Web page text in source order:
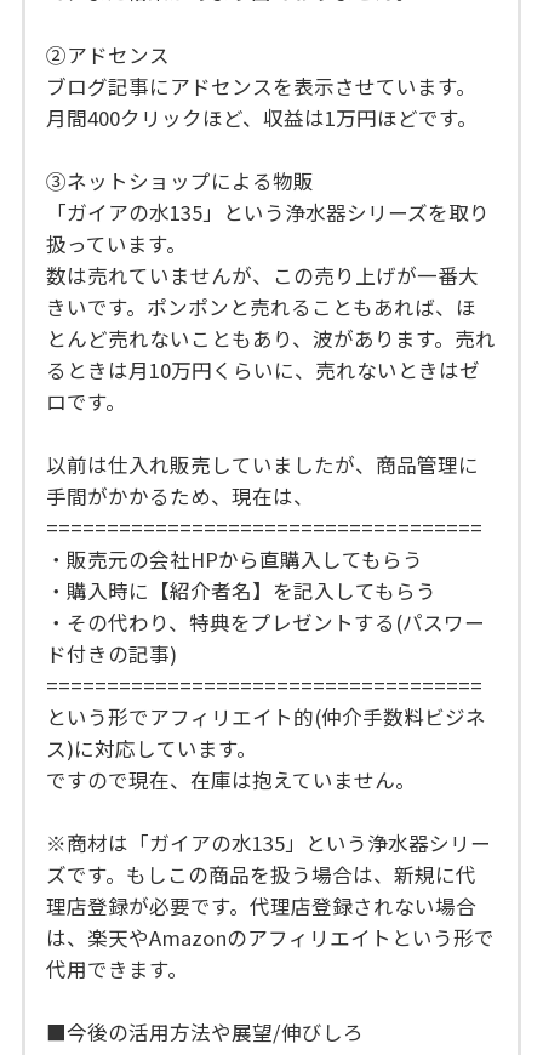
②アドセンス
ブログ記事にアドセンスを表示させています。
月間400クリックほど、収益は1万円ほどです。
③ネットショップによる物販
「ガイアの水135」という浄水器シリーズを取り
扱っています。
数は売れていませんが、この売り上げが一番大
きいです。ポンポンと売れることもあれば、ほ
とんど売れないこともあり、波があります。売れ
るときは月10万円くらいに、売れないときはゼ
ロです。
以前は仕入れ販売していましたが、商品管理に
手間がかかるため、現在は、
====================================
・販売元の会社HPから直購入してもらう
・購入時に【紹介者名】を記入してもらう
・その代わり、特典をプレゼントする(パスワー
ド付きの記事)
====================================
という形でアフィリエイト的(仲介手数料ビジネ
ス)に対応しています。
ですので現在、在庫は抱えていません。
※商材は「ガイアの水135」という浄水器シリー
ズです。もしこの商品を扱う場合は、新規に代
理店登録が必要です。代理店登録されない場合
は、楽天やAmazonのアフィリエイトという形で
代用できます。
■今後の活用方法や展望/伸びしろ